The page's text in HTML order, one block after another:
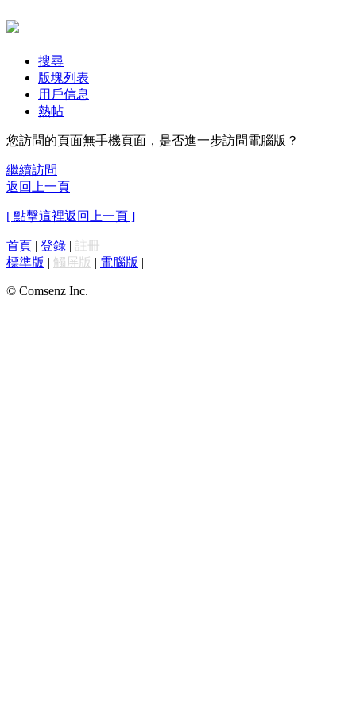
搜尋
版塊列表
用戶信息
熱帖
您訪問的頁面無手機頁面，是否進一步訪問電腦版？
繼續訪問
返回上一頁
[ 點擊這裡返回上一頁 ]
首頁 | 登錄 | 註冊
標準版 | 觸屏版 | 電腦版 |
© Comsenz Inc.